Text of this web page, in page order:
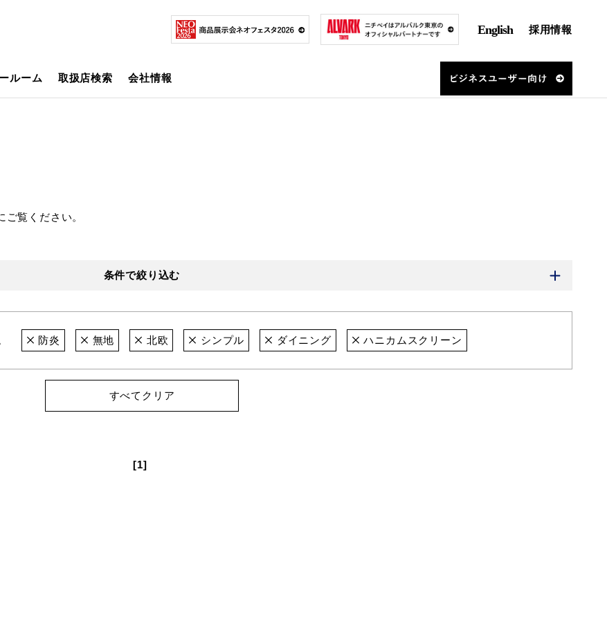
English 採用情報
ルーム 取扱店検索 会社情報
覧ください。
条件で絞り込む
防炎 無地 北欧 シンプル ダイニング ハニカムスクリーン
すべてクリア
[1]